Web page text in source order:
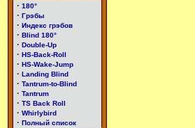
· 180°
· Грэбы
· Индекс грэбов
· Blind 180°
· Double-Up
· HS-Back-Roll
· HS-Wake-Jump
· Landing Blind
· Tantrum-to-Blind
· Tantrum
· TS Back Roll
· Whirlybird
· Полный список